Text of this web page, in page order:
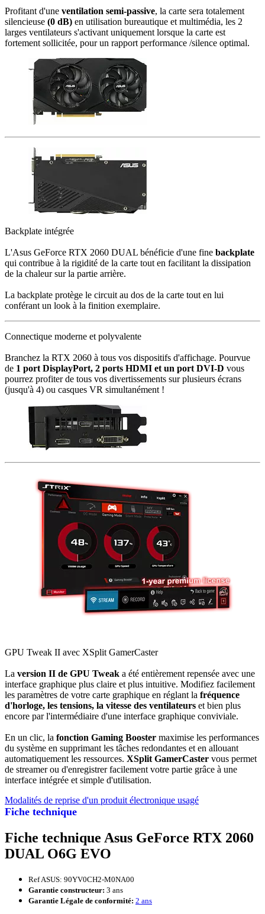
Fiche technique
Profitant d'une ventilation semi-passive, la carte sera totalement
silencieuse (0 dB) en utilisation bureautique et multimédia, les 2
larges ventilateurs s'activant uniquement lorsque la carte est
fortement sollicitée, pour un rapport performance /silence optimal.
Backplate intégrée
L'Asus GeForce RTX 2060 DUAL bénéficie d'une fine backplate
qui contribue à la rigidité de la carte tout en facilitant la dissipation
de la chaleur sur la partie arrière.
La backplate protège le circuit au dos de la carte tout en lui
conférant un look à la finition exemplaire.
Connectique moderne et polyvalente
Branchez la RTX 2060 à tous vos dispositifs d'affichage. Pourvue
de 1 port DisplayPort, 2 ports HDMI et un port DVI-D vous
pourrez profiter de tous vos divertissements sur plusieurs écrans
(jusqu'à 4) ou casques VR simultanément !
GPU Tweak II avec XSplit GamerCaster
La version II de GPU Tweak a été entièrement repensée avec une
interface graphique plus claire et plus intuitive. Modifiez facilement
les paramètres de votre carte graphique en réglant la fréquence
d'horloge, les tensions, la vitesse des ventilateurs et bien plus
encore par l'intermédiaire d'une interface graphique conviviale.
En un clic, la fonction Gaming Booster maximise les performances
du système en supprimant les tâches redondantes et en allouant
automatiquement les ressources. XSplit GamerCaster vous permet
de streamer ou d'enregistrer facilement votre partie grâce à une
interface intégrée et simple d'utilisation.
Modalités de reprise d'un produit électronique usagé
Fiche technique Asus GeForce RTX 2060
DUAL O6G EVO
Ref ASUS: 90YV0CH2-M0NA00
Garantie constructeur: 3 ans
Garantie Légale de conformité: 2 ans